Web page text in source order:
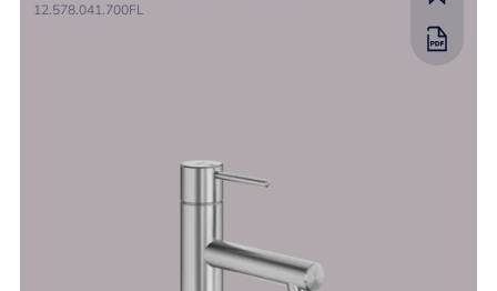
12.578.041.700FL